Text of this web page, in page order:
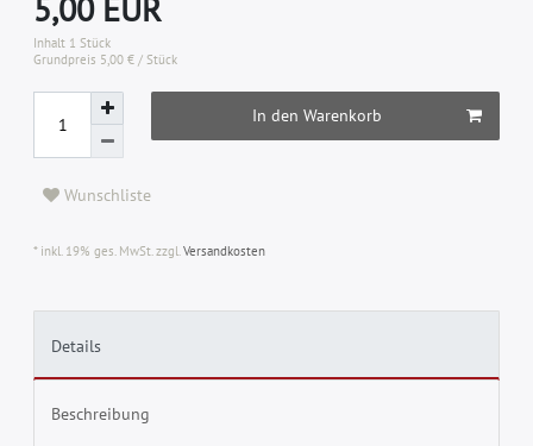
5,00 EUR
Inhalt 1Stück
Grundpreis 5,00 € / Stück
In den Warenkorb
Wunschliste
* inkl. 19% ges. MwSt. zzgl.Versandkosten
Details
Beschreibung